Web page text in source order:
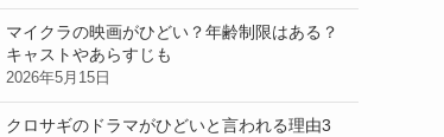
マイクラの映画がひどい？年齢制限はある？
キャストやあらすじも
2026年5月15日
クロサギのドラマがひどいと言われる理由3